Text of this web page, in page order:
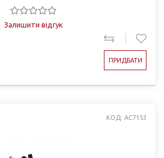
Залишити відгук
ПРИДБАТИ
КОД: AC7153